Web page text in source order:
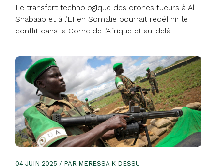
Le transfert technologique des drones tueurs à Al-
Shabaab et à l’EI en Somalie pourrait redéfinir le
conflit dans la Corne de l’Afrique et au-delà.
04 JUIN 2025 / PAR MERESSA K DESSU